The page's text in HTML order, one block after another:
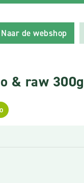
Naar de webshop
& raw 300g